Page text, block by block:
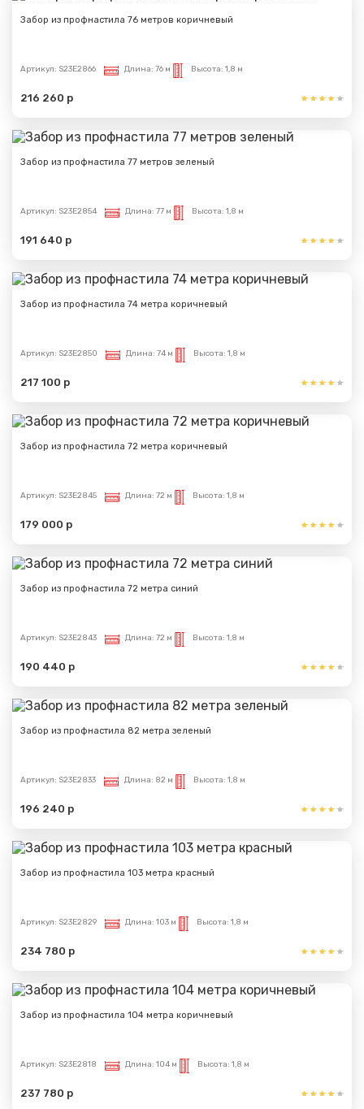
Забор из профнастила 76 метров коричневый
Артикул: S23E2866 Длина: 76 м Высота: 1,8 м
216 260 р
Забор из профнастила 77 метров зеленый
Артикул: S23E2854 Длина: 77 м Высота: 1,8 м
191 640 р
Забор из профнастила 74 метра коричневый
Артикул: S23E2850 Длина: 74 м Высота: 1,8 м
217 100 р
Забор из профнастила 72 метра коричневый
Артикул: S23E2845 Длина: 72 м Высота: 1,8 м
179 000 р
Забор из профнастила 72 метра синий
Артикул: S23E2843 Длина: 72 м Высота: 1,8 м
190 440 р
Забор из профнастила 82 метра зеленый
Артикул: S23E2833 Длина: 82 м Высота: 1,8 м
196 240 р
Забор из профнастила 103 метра красный
Артикул: S23E2829 Длина: 103 м Высота: 1,8 м
234 780 р
Забор из профнастила 104 метра коричневый
Артикул: S23E2818 Длина: 104 м Высота: 1,8 м
237 780 р
Сообщение успешно
Спасибо за обращение, наш специалист свяжется с